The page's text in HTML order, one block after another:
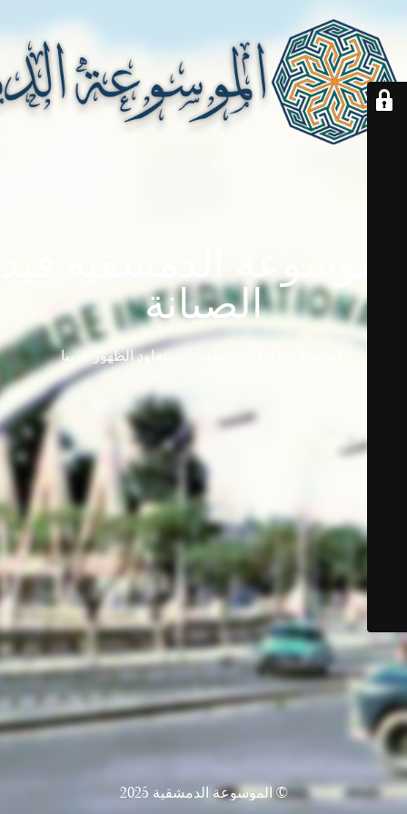
الصيانة
دامابيديا في إجازة للتطوير ... ستعاود الظهور قريباً
© الموسوعة الدمشقية 2025